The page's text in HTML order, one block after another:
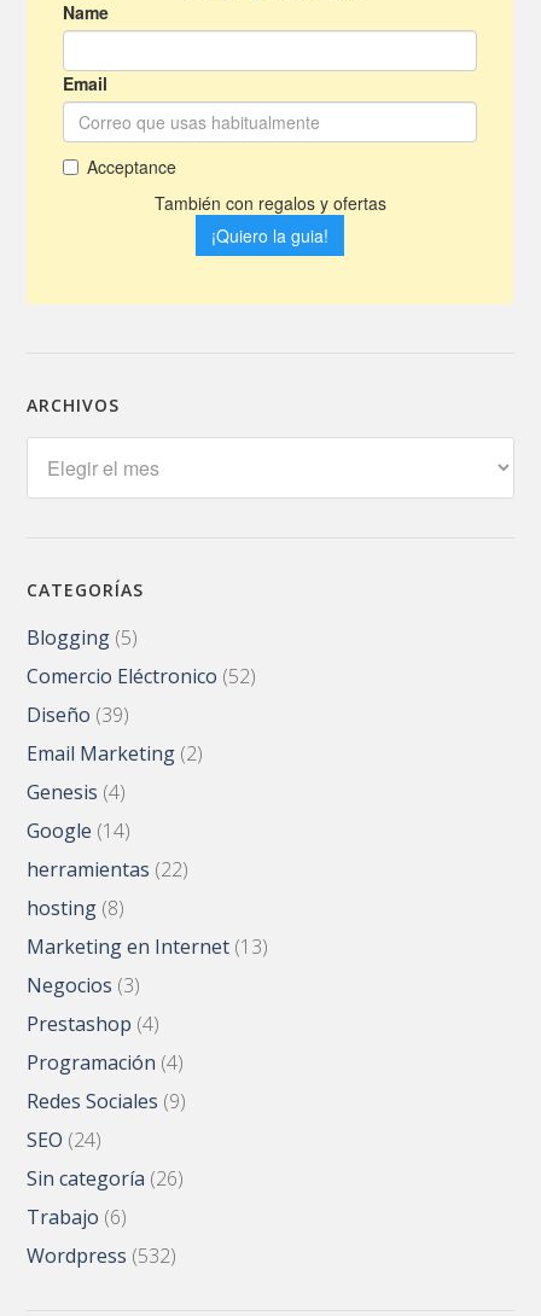
ARCHIVOS
CATEGORÍAS
Blogging (5)
Comercio Eléctronico (52)
Diseño (39)
Email Marketing (2)
Genesis (4)
Google (14)
herramientas (22)
hosting (8)
Marketing en Internet (13)
Negocios (3)
Prestashop (4)
Programación (4)
Redes Sociales (9)
SEO (24)
Sin categoría (26)
Trabajo (6)
Wordpress (532)